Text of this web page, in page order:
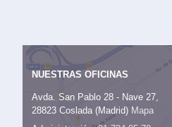
NUESTRAS OFICINAS
Avda. San Pablo 28 - Nave 27,
28823 Coslada (Madrid) Mapa